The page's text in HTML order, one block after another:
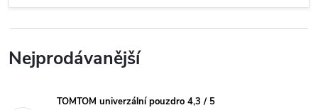
Nejprodávanější
TOMTOM univerzální pouzdro 4,3 / 5